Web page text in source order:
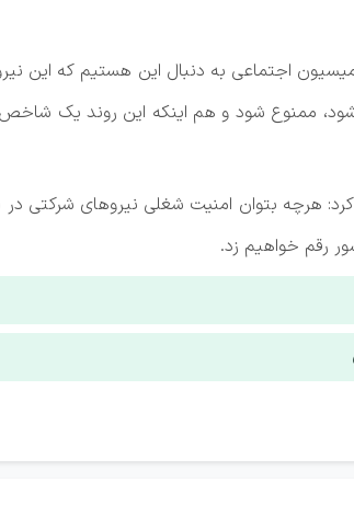
اجتماعی به دنبال این هستیم که این
شود، ممنوع شود و هم اینکه این روند یک
هرچه بتوان امنیت شغلی نیرو‌های شرکتی
رقم خواهیم زد.